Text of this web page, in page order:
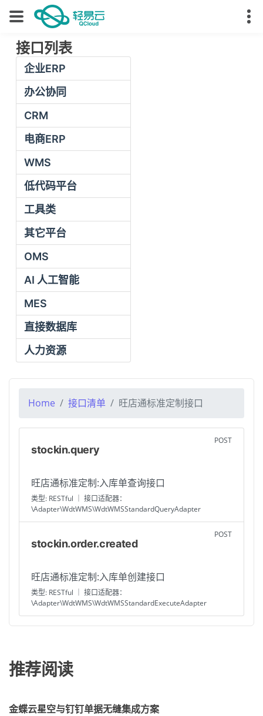
接口列表
企业ERP
办公协同
CRM
电商ERP
WMS
低代码平台
工具类
其它平台
OMS
AI 人工智能
MES
直接数据库
人力资源
Home 接口清单 旺店通标准定制接口
stockin.query
POST
旺店通标准定制:入库单查询接口
类型: RESTful ｜ 接口适配器：
\Adapter\WdtWMS\WdtWMSStandardQueryAdapter
stockin.order.created
POST
旺店通标准定制:入库单创建接口
类型: RESTful ｜ 接口适配器：
\Adapter\WdtWMS\WdtWMSStandardExecuteAdapter
推荐阅读
金蝶云星空与钉钉单据无缝集成方案